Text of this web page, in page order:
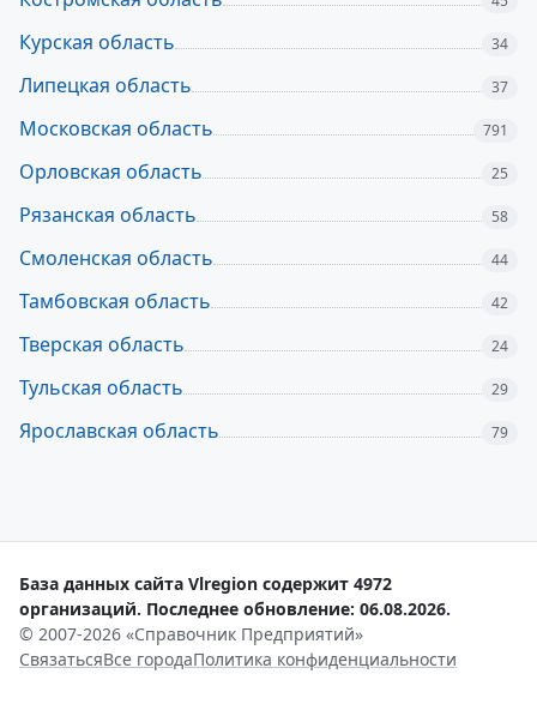
Курская область 34
Липецкая область 37
Московская область 791
Орловская область 25
Рязанская область 58
Смоленская область 44
Тамбовская область 42
Тверская область 24
Тульская область 29
Ярославская область 79
База данных сайта Vlregion содержит 4972
организаций. Последнее обновление: 06.08.2026.
© 2007-2026 «Справочник Предприятий»
СвязатьсяВсе городаПолитика конфиденциальности